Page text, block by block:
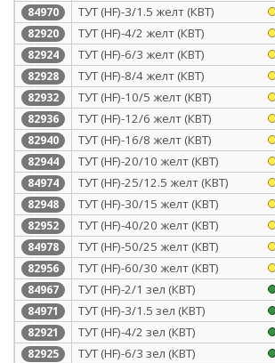
84970 ТУТ (HF)-3/1.5 желт (КВТ)
82920 ТУТ (HF)-4/2 желт (КВТ)
82924 ТУТ (HF)-6/3 желт (КВТ)
82928 ТУТ (HF)-8/4 желт (КВТ)
82932 ТУТ (HF)-10/5 желт (КВТ)
82936 ТУТ (HF)-12/6 желт (КВТ)
82940 ТУТ (HF)-16/8 желт (КВТ)
82944 ТУТ (HF)-20/10 желт (КВТ)
84974 ТУТ (HF)-25/12.5 желт (КВТ)
82948 ТУТ (HF)-30/15 желт (КВТ)
82952 ТУТ (HF)-40/20 желт (КВТ)
84978 ТУТ (HF)-50/25 желт (КВТ)
82956 ТУТ (HF)-60/30 желт (КВТ)
84967 ТУТ (HF)-2/1 зел (КВТ)
84971 ТУТ (HF)-3/1.5 зел (КВТ)
82921 ТУТ (HF)-4/2 зел (КВТ)
82925 ТУТ (HF)-6/3 зел (КВТ)